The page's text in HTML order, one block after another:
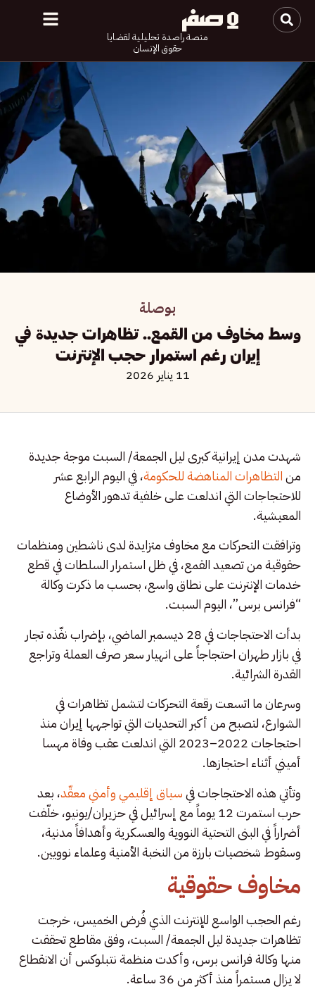
منصة راصدة تحليلية لقضايا
حقوق الإنسان
بوصلة
وسط مخاوف من القمع.. تظاهرات جديدة في
إيران رغم استمرار حجب الإنترنت
11 يناير 2026
شهدت مدن إيرانية كبرى ليل الجمعة/ السبت موجة جديدة
منالتظاهرات المناهضة للحكومة، في اليوم الرابع عشر
للاحتجاجات التي اندلعت على خلفية تدهور الأوضاع
المعيشية.
وترافقت التحركات مع مخاوف متزايدة لدى ناشطين ومنظمات
حقوقية من تصعيد القمع، في ظل استمرار السلطات في قطع
خدمات الإنترنت على نطاق واسع، بحسب ما ذكرت وكالة
“فرانس برس”، اليوم السبت.
بدأت الاحتجاجات في 28 ديسمبر الماضي، بإضراب نفّذه تجار
في بازار طهران احتجاجاً على انهيار سعر صرف العملة وتراجع
القدرة الشرائية.
وسرعان ما اتسعت رقعة التحركات لتشمل تظاهرات في
الشوارع، لتصبح من أكبر التحديات التي تواجهها إيران منذ
احتجاجات 2022–2023 التي اندلعت عقب وفاة مهسا
أميني أثناء احتجازها.
وتأتي هذه الاحتجاجات فيسياق إقليمي وأمني معقّد، بعد
حرب استمرت 12 يوماً مع إسرائيل في حزيران/يونيو، خلّفت
أضراراً في البنى التحتية النووية والعسكرية وأهدافاً مدنية،
وسقوط شخصيات بارزة من النخبة الأمنية وعلماء نوويين.
مخاوف حقوقية
رغم الحجب الواسع للإنترنت الذي فُرض الخميس، خرجت
تظاهرات جديدة ليل الجمعة/ السبت، وفق مقاطع تحققت
منها وكالة فرانس برس، وأكدت منظمة نتبلوكس أن الانقطاع
لا يزال مستمراً منذ أكثر من 36 ساعة.